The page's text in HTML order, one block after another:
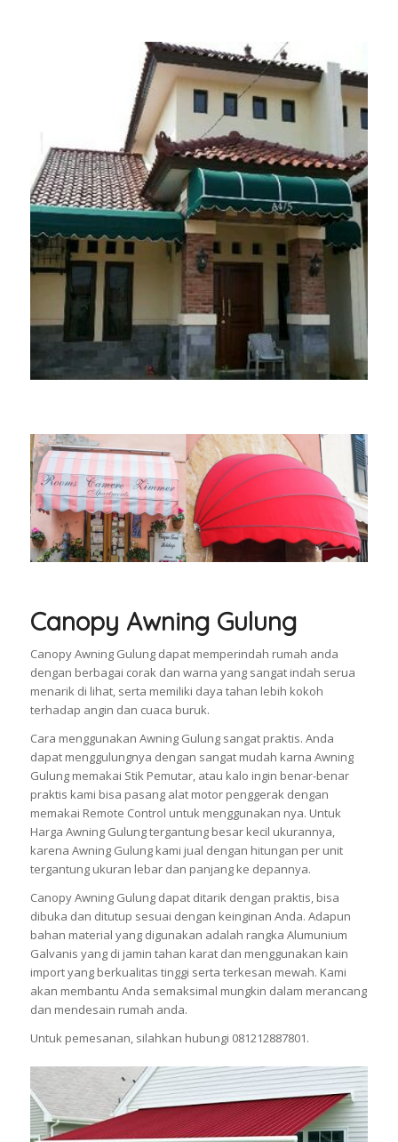
Canopy Awning Gulung
Canopy Awning Gulung dapat memperindah rumah anda
dengan berbagai corak dan warna yang sangat indah serua
menarik di lihat, serta memiliki daya tahan lebih kokoh
terhadap angin dan cuaca buruk.
Cara menggunakan Awning Gulung sangat praktis. Anda
dapat menggulungnya dengan sangat mudah karna Awning
Gulung memakai Stik Pemutar, atau kalo ingin benar-benar
praktis kami bisa pasang alat motor penggerak dengan
memakai Remote Control untuk menggunakan nya. Untuk
Harga Awning Gulung tergantung besar kecil ukurannya,
karena Awning Gulung kami jual dengan hitungan per unit
tergantung ukuran lebar dan panjang ke depannya.
Canopy Awning Gulung dapat ditarik dengan praktis, bisa
dibuka dan ditutup sesuai dengan keinginan Anda. Adapun
bahan material yang digunakan adalah rangka Alumunium
Galvanis yang di jamin tahan karat dan menggunakan kain
import yang berkualitas tinggi serta terkesan mewah. Kami
akan membantu Anda semaksimal mungkin dalam merancang
dan mendesain rumah anda.
Untuk pemesanan, silahkan hubungi 081212887801.